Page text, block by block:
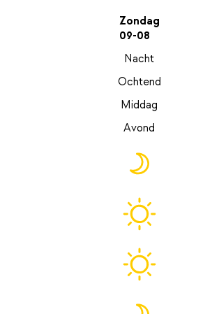
Zondag
09-08
Nacht
Ochtend
Middag
Avond